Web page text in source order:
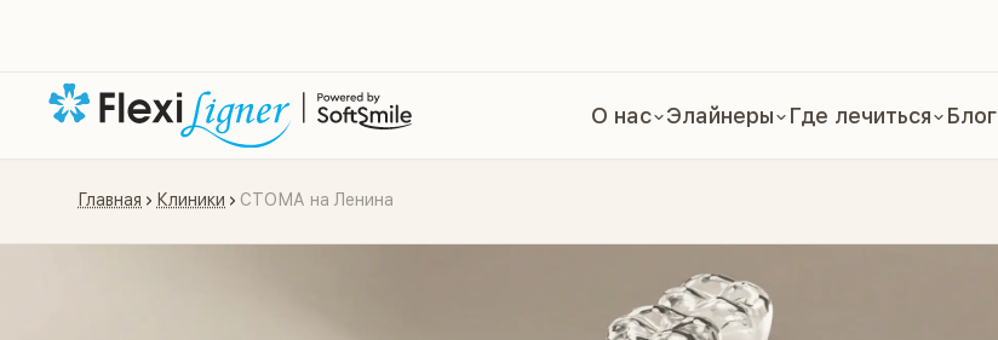
О нас Элайнеры Где лечиться Блог
Главная Клиники СТОМА на Ленина